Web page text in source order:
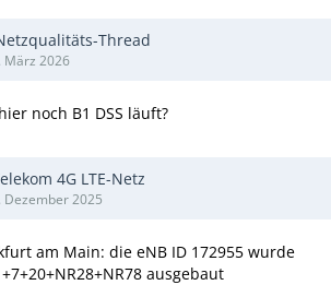
Thread
März 2026
noch B1 DSS läuft?
4G LTE-Netz
Dezember 2025
am Main: die eNB ID 172955 wurde
ausgebaut